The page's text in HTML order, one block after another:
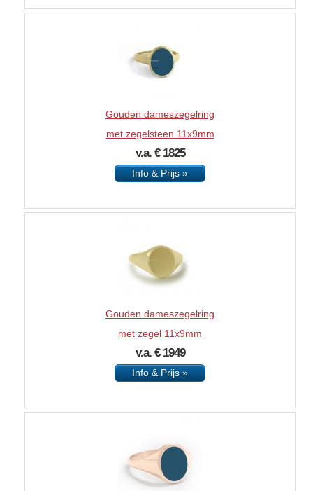
Gouden dameszegelring
met zegelsteen 11x9mm
v.a. € 1825
Info & Prijs »
Gouden dameszegelring
met zegel 11x9mm
v.a. € 1949
Info & Prijs »